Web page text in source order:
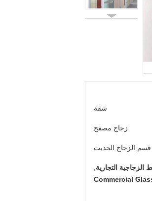
شقة
زجاج مصفح
قسم الزجاج الحديث
الزجاجية التجارية
Commercial